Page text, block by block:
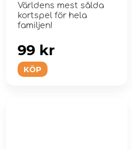
Världens mest sålda
kortspel för hela
familjen!
KÖP
99 kr